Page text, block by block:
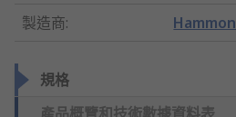
製造商:
規格